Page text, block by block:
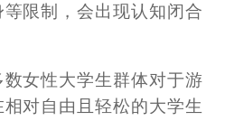
限制，会出现认知闭合
女性大学生群体对于游
对自由且轻松的大学生